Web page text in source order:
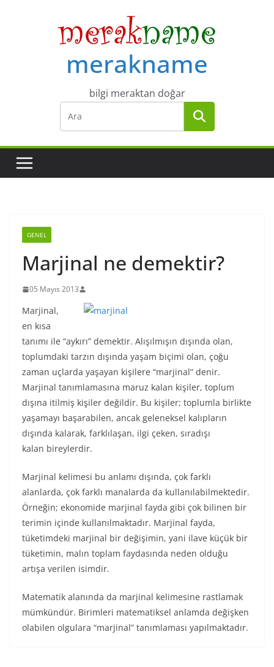
merakname
bilgi meraktan doğar
GENEL
Marjinal ne demektir?
05 Mayıs 2013
Marjinal,
en kısa
tanımı ile “aykırı” demektir. Alışılmışın dışında olan,
toplumdaki tarzın dışında yaşam biçimi olan, çoğu
zaman uçlarda yaşayan kişilere “marjinal” denir.
Marjinal tanımlamasına maruz kalan kişiler, toplum
dışına itilmiş kişiler değildir. Bu kişiler; toplumla birlikte
yaşamayı başarabilen, ancak geleneksel kalıpların
dışında kalarak, farklılaşan, ilgi çeken, sıradışı
kalan bireylerdir.
Marjinal kelimesi bu anlamı dışında, çok farklı
alanlarda, çok farklı manalarda da kullanılabilmektedir.
Örneğin; ekonomide marjinal fayda gibi çok bilinen bir
terimin içinde kullanılmaktadır. Marjinal fayda,
tüketimdeki marjinal bir değişimin, yani ilave küçük bir
tüketimin, malın toplam faydasında neden olduğu
artışa verilen isimdir.
Matematik alanında da marjinal kelimesine rastlamak
mümkündür. Birimleri matematiksel anlamda değişken
olabilen olgulara “marjinal” tanımlaması yapılmaktadır.